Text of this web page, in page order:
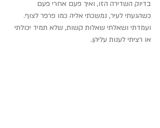
בדיוק השדירה הזו, ואיך פעם אחרי פעם
כשהגעתי לעיר, נמשכתי אליה כמו פרפר לצוף.
ועמדתי ושאלתי שאלות קשות, שלא תמיד יכולתי
או רציתי לענות עליהן.